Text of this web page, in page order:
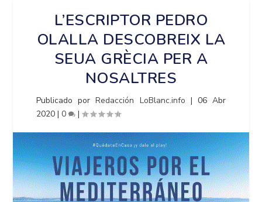
L’ESCRIPTOR PEDRO
OLALLA DESCOBREIX LA
SEUA GRÈCIA PER A
NOSALTRES
Publicado porRedacción LoBlanc.info | 06 Abr
2020 |0 |